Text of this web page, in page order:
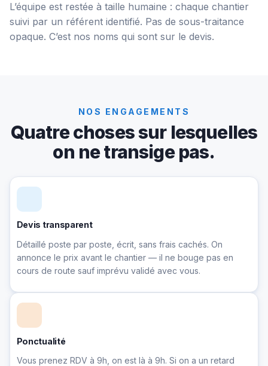
L’équipe est restée à taille humaine : chaque chantier
suivi par un référent identifié. Pas de sous-traitance
opaque. C’est nos noms qui sont sur le devis.
NOS ENGAGEMENTS
Quatre choses sur lesquelles
on ne transige pas.
Devis transparent
Détaillé poste par poste, écrit, sans frais cachés. On
annonce le prix avant le chantier — il ne bouge pas en
cours de route sauf imprévu validé avec vous.
Ponctualité
Vous prenez RDV à 9h, on est là à 9h. Si on a un retard